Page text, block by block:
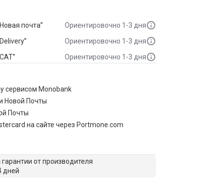
почта”
Ориентировочно 1-3 дня
Ориентировочно 1-3 дня
Ориентировочно 1-3 дня
сервисом Monobank
Новой Почты
Почты
на сайте через Portmone.com
от производителя
дней